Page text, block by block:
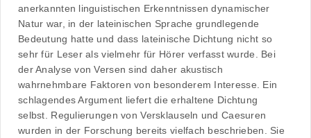
anerkannten linguistischen Erkenntnissen dynamischer
Natur war, in der lateinischen Sprache grundlegende
Bedeutung hatte und dass lateinische Dichtung nicht so
sehr für Leser als vielmehr für Hörer verfasst wurde. Bei
der Analyse von Versen sind daher akustisch
wahrnehmbare Faktoren von besonderem Interesse. Ein
schlagendes Argument liefert die erhaltene Dichtung
selbst. Regulierungen von Versklauseln und Caesuren
wurden in der Forschung bereits vielfach beschrieben. Sie